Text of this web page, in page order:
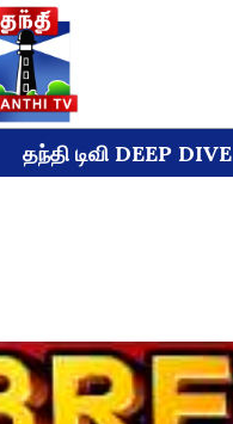
தந்தி டிவி DEEP DIVE